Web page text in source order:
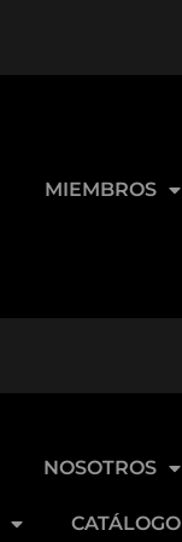
MIEMBROS
NOSOTROS
CATÁLOGO